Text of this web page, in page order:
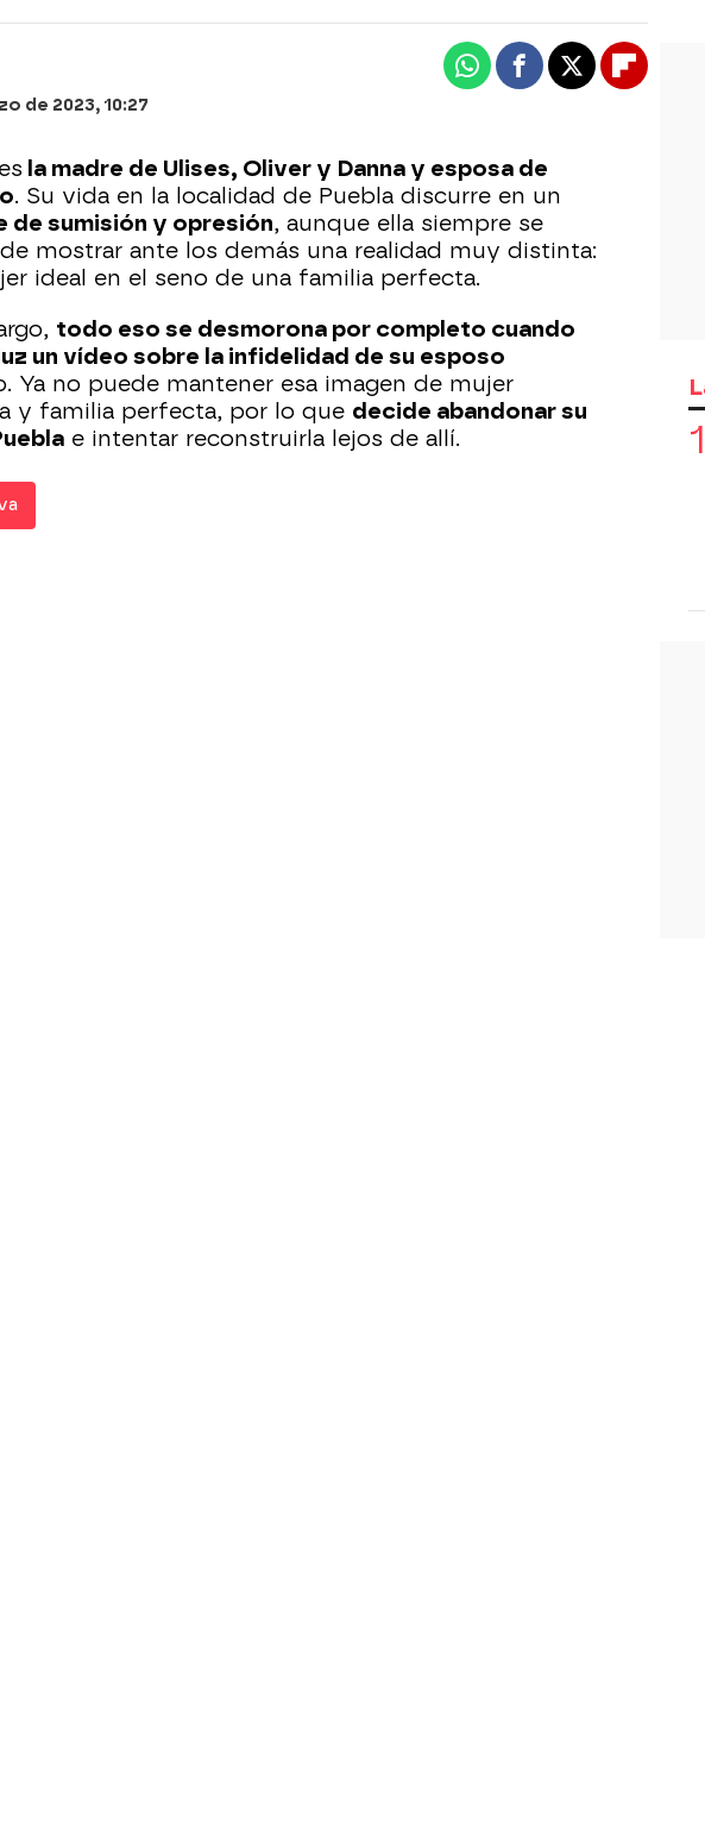
de 2023, 10:27
WhatsappFacebook
X
la madre de Ulises, Oliver y Danna y esposa de
. Su vida en la localidad de Puebla discurre en un
de sumisión y opresión, aunque ella siempre se
mostrar ante los demás una realidad muy distinta:
ideal en el seno de una familia perfecta.
todo eso se desmorona por completo cuando
un vídeo sobre la infidelidad de su esposo
Ya no puede mantener esa imagen de mujer
y familia perfecta, por lo que decide abandonar su
e intentar reconstruirla lejos de allí.